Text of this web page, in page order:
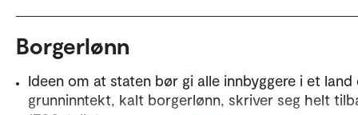
Borgerlønn
Ideen om at staten bør gi alle innbyggere i et land
grunninntekt, kalt borgerlønn, skriver seg helt